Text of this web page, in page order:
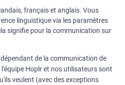
français et anglais. Vous
linguistique via les paramètres
signifie pour la communication sur
de la communication de
Hoplr et nos utilisateurs sont
veulent (avec des exceptions